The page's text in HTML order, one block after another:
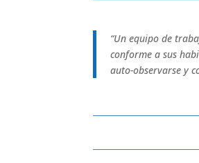
“Un equipo de
conforme a sus
auto-observarse y